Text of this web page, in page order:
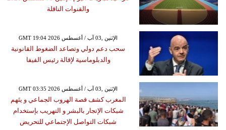
والقنوات الناقلة
GMT 19:04 2026 الإثنين ,03 آب / أغسطس
سحب دعم دولي وتصاعد الضغوط القانونية
والدبلوماسية لإقالة رئيس الفيفا
GMT 03:35 2026 الإثنين ,03 آب / أغسطس
المغرب كشف قصة الهروب الجماعي و يتَهم
شبكات الإتجار بالبشر و التهريب بإستخدام
شبكات التواصل الإجتماعي للتحريض